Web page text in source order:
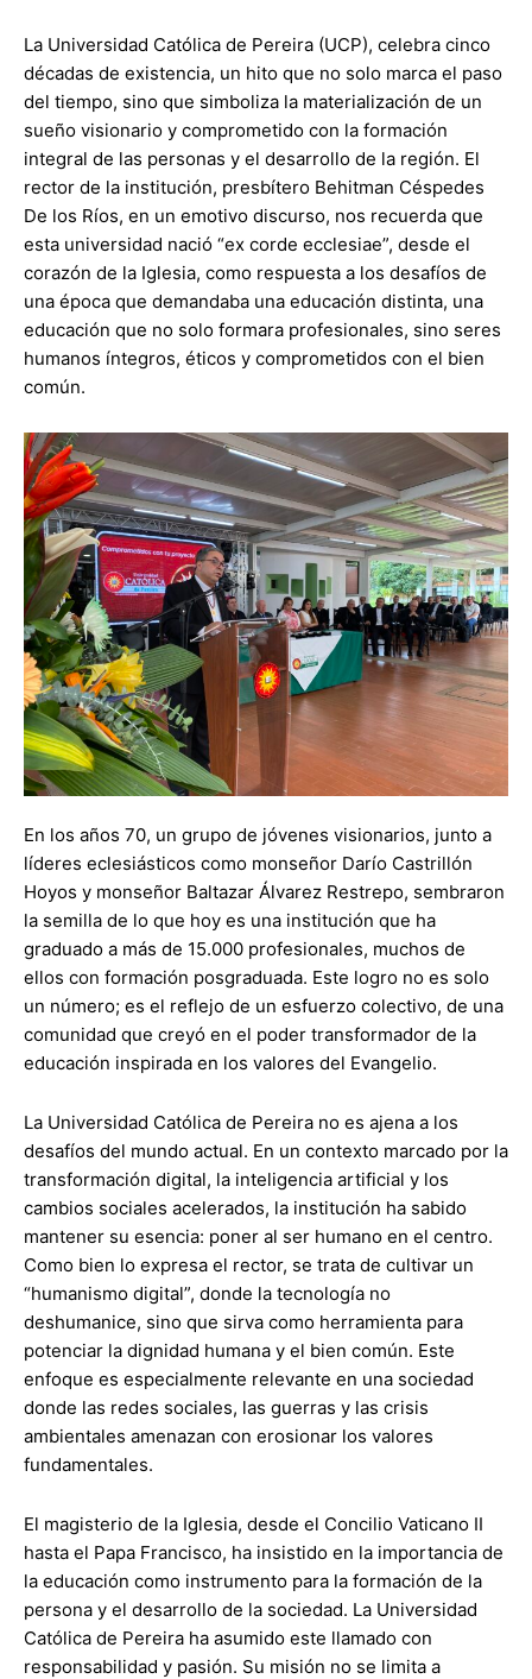
La Universidad Católica de Pereira (UCP), celebra cinco
décadas de existencia, un hito que no solo marca el paso
del tiempo, sino que simboliza la materialización de un
sueño visionario y comprometido con la formación
integral de las personas y el desarrollo de la región. El
rector de la institución, presbítero Behitman Céspedes
De los Ríos, en un emotivo discurso, nos recuerda que
esta universidad nació “ex corde ecclesiae”, desde el
corazón de la Iglesia, como respuesta a los desafíos de
una época que demandaba una educación distinta, una
educación que no solo formara profesionales, sino seres
humanos íntegros, éticos y comprometidos con el bien
común.
En los años 70, un grupo de jóvenes visionarios, junto a
líderes eclesiásticos como monseñor Darío Castrillón
Hoyos y monseñor Baltazar Álvarez Restrepo, sembraron
la semilla de lo que hoy es una institución que ha
graduado a más de 15.000 profesionales, muchos de
ellos con formación posgraduada. Este logro no es solo
un número; es el reflejo de un esfuerzo colectivo, de una
comunidad que creyó en el poder transformador de la
educación inspirada en los valores del Evangelio.
La Universidad Católica de Pereira no es ajena a los
desafíos del mundo actual. En un contexto marcado por la
transformación digital, la inteligencia artificial y los
cambios sociales acelerados, la institución ha sabido
mantener su esencia: poner al ser humano en el centro.
Como bien lo expresa el rector, se trata de cultivar un
“humanismo digital”, donde la tecnología no
deshumanice, sino que sirva como herramienta para
potenciar la dignidad humana y el bien común. Este
enfoque es especialmente relevante en una sociedad
donde las redes sociales, las guerras y las crisis
ambientales amenazan con erosionar los valores
fundamentales.
El magisterio de la Iglesia, desde el Concilio Vaticano II
hasta el Papa Francisco, ha insistido en la importancia de
la educación como instrumento para la formación de la
persona y el desarrollo de la sociedad. La Universidad
Católica de Pereira ha asumido este llamado con
responsabilidad y pasión. Su misión no se limita a